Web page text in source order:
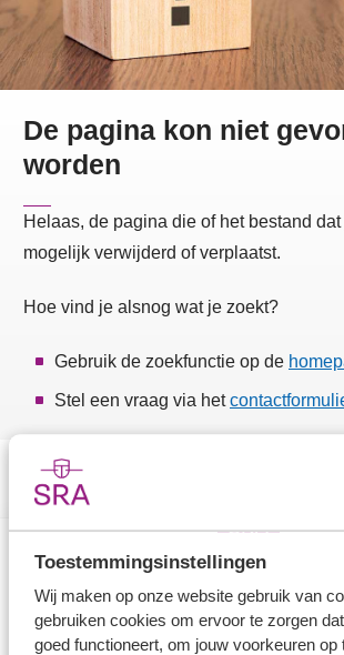
Toestemmingsinstellingen
Wij maken op onze website gebruik van
gebruiken cookies om ervoor te zorgen
goed functioneert, om jouw voorkeuren op
De pagina kon niet
worden
Helaas, de pagina die of het bestand
mogelijk verwijderd of verplaatst.
Hoe vind je alsnog wat je zoekt?
Gebruik de zoekfunctie op de
Stel een vraag via het
Stel je vaktechnische vraag